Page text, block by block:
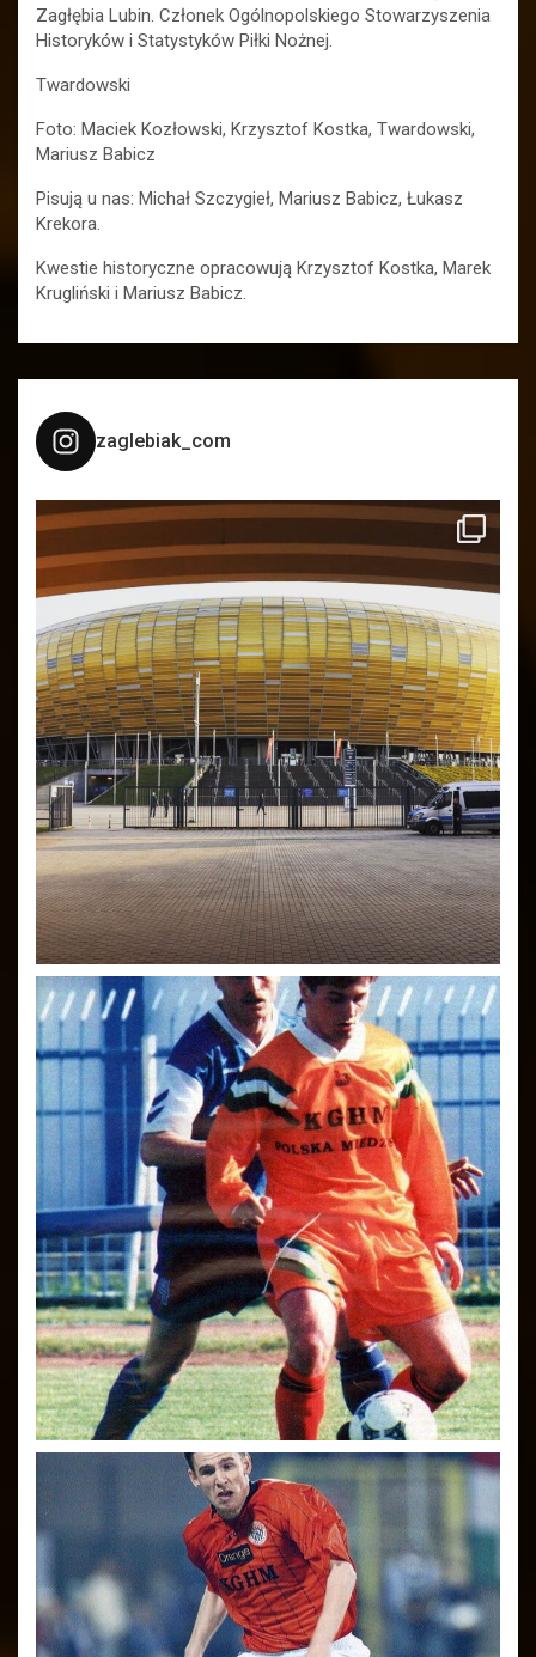
Zagłębia Lubin. Członek Ogólnopolskiego Stowarzyszenia
Historyków i Statystyków Piłki Nożnej.
Twardowski
Foto: Maciek Kozłowski, Krzysztof Kostka, Twardowski,
Mariusz Babicz
Pisują u nas: Michał Szczygieł, Mariusz Babicz, Łukasz
Krekora.
Kwestie historyczne opracowują Krzysztof Kostka, Marek
Krugliński i Mariusz Babicz.
zaglebiak_com